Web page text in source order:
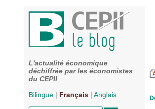
L'actualité économique
déchiffrée par les économistes
du CEPII
Bilingue | Français | Anglais